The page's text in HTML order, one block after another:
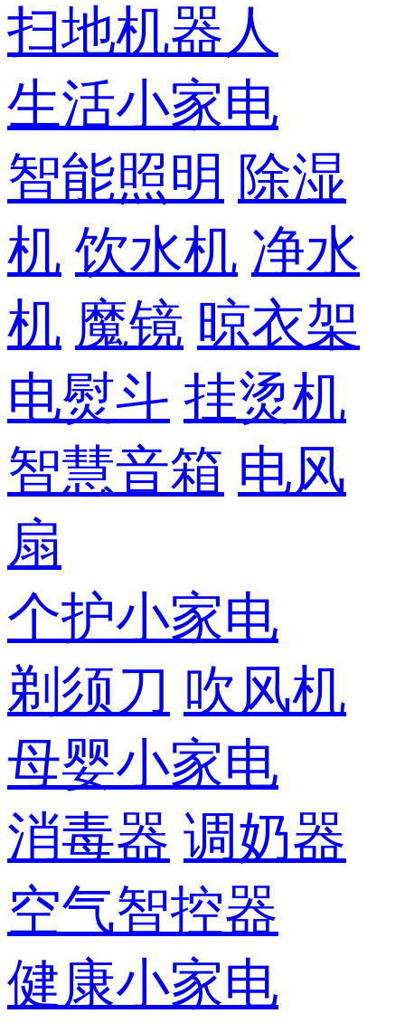
扫地机器人
生活小家电
智能照明 除湿
机 饮水机 净水
机 魔镜 晾衣架
电熨斗 挂烫机
智慧音箱 电风
扇
个护小家电
剃须刀 吹风机
母婴小家电
消毒器 调奶器
空气智控器
健康小家电